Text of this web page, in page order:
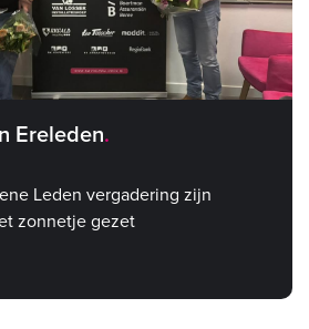
Ereleden
Leden vergadering zijn
zonnetje gezet